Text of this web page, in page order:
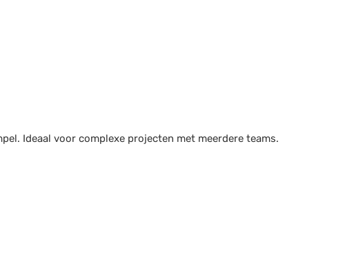
Ideaal voor complexe projecten met meerdere teams.